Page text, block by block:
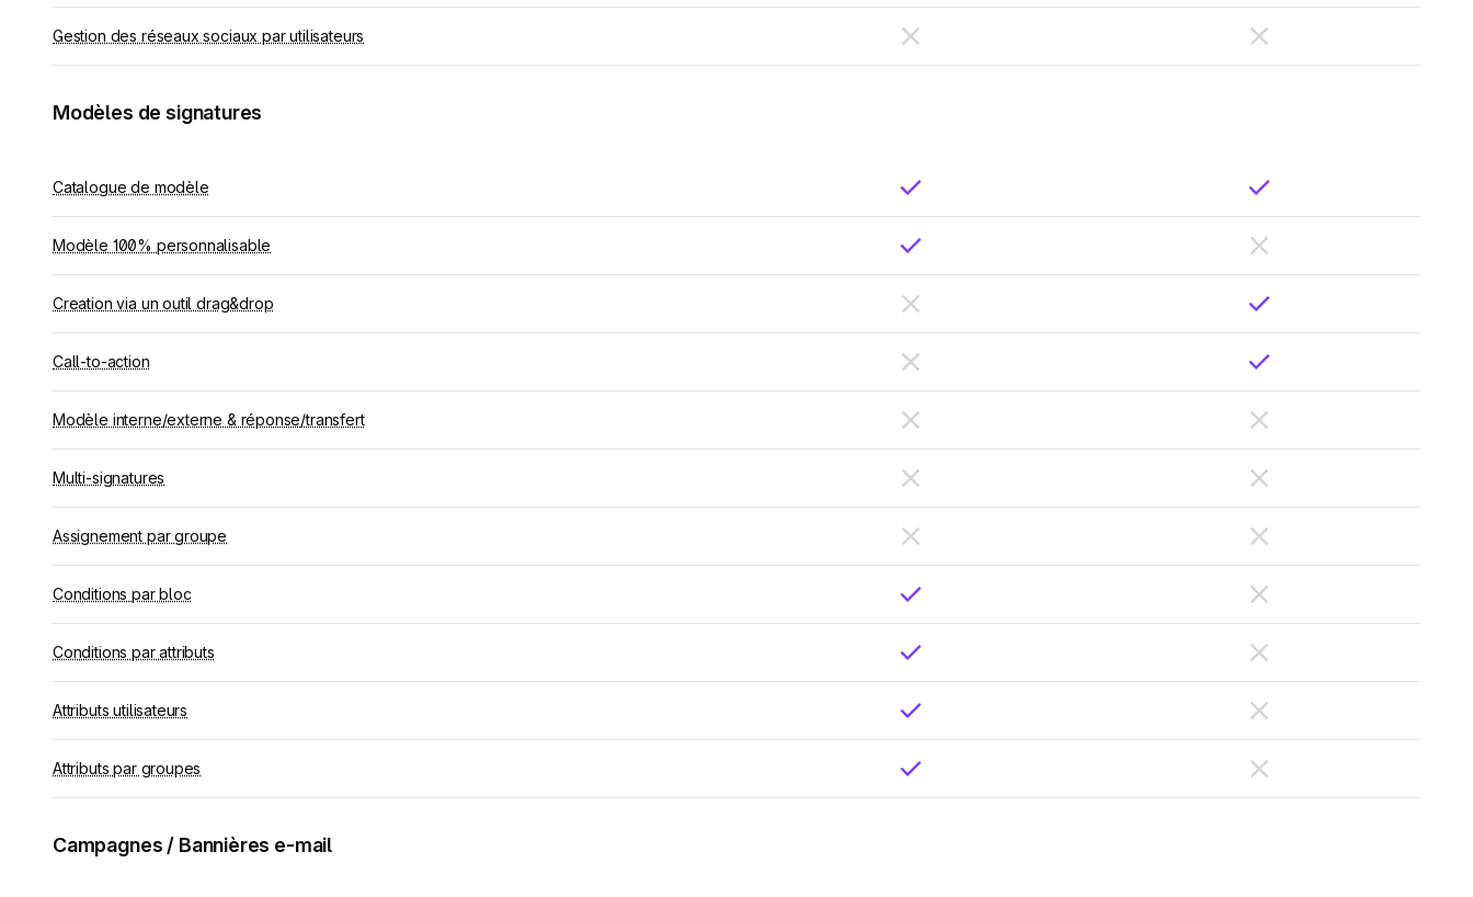
Gestion des réseaux sociaux par utilisateurs
Modèles de signatures
Catalogue de modèle
Modèle 100% personnalisable
Creation via un outil drag&drop
Call-to-action
Modèle interne/externe & réponse/transfert
Multi-signatures
Assignement par groupe
Conditions par bloc
Conditions par attributs
Attributs utilisateurs
Attributs par groupes
Campagnes / Bannières e-mail